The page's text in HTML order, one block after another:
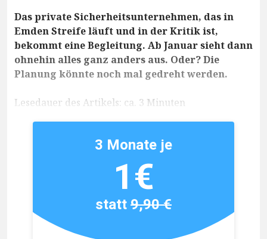
Das private Sicherheitsunternehmen, das in
Emden Streife läuft und in der Kritik ist,
bekommt eine Begleitung. Ab Januar sieht dann
ohnehin alles ganz anders aus. Oder? Die
Planung könnte noch mal gedreht werden.
Lesedauer des Artikels: ca. 3 Minuten
3 Monate je
1€
statt9,90 €